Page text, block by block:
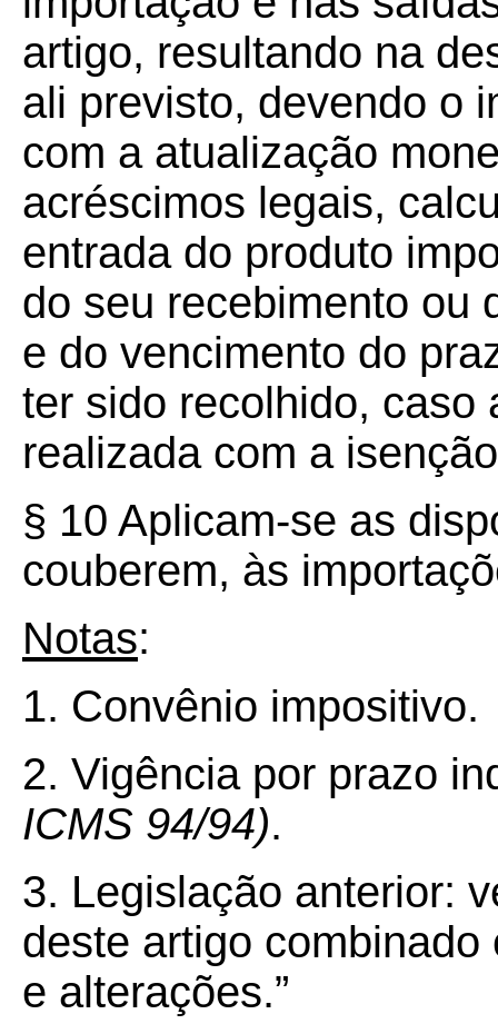
artigo, resultando na
ali previsto, devendo o
com a atualização
acréscimos legais,
entrada do produto
do seu recebimento ou
e do vencimento do
ter sido recolhido, caso
realizada com a
§ 10 Aplicam-se as
couberem, às
Notas:
1. Convênio impositivo.
2. Vigência por prazo
ICMS 94/94).
3. Legislação anterior:
deste artigo
e alterações.”